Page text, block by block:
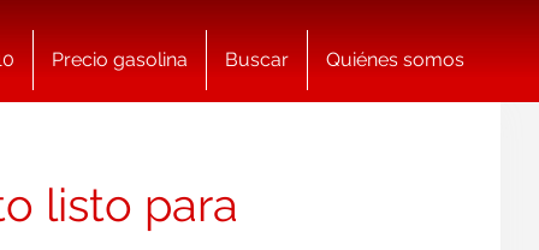
Precio gasolina Buscar Quiénes somos
listo para